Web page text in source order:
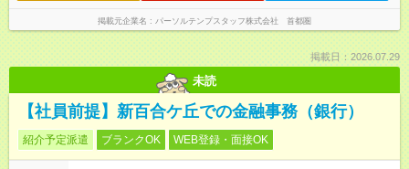
掲載元企業名 パーソルテンプスタッフ株式会社 首都圏
掲載日：2026.07.29
未読
【社員前提】新百合ケ丘での金融事務（銀行）
紹介予定派遣 ブランクOK WEB登録・面接OK